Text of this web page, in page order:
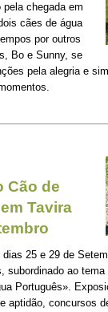
chegada em
cães de água
por outros
Bo e Sunny, se
pela alegria e
Cão de
Tavira
25 e 29 de
subordinado ao
Português».
aptidão, concursos